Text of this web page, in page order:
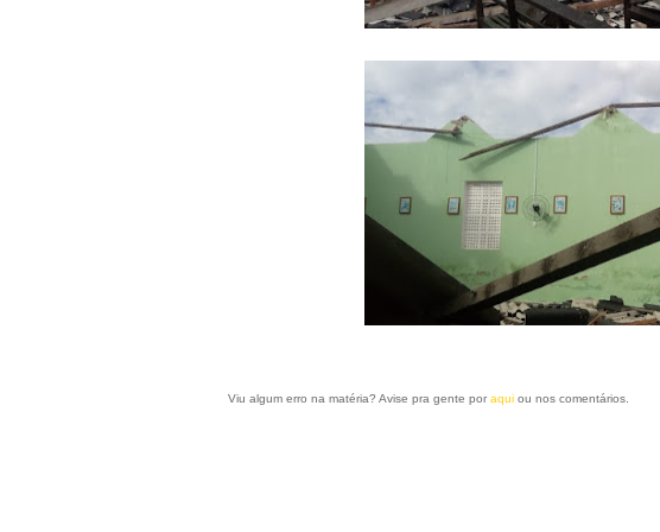
Viu algum erro na matéria? Avise pra gente por aqui ou nos comentários.